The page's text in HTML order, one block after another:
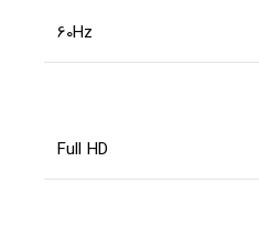
60Hz
Full HD